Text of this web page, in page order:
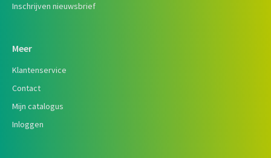
Inschrijven nieuwsbrief
Meer
Klantenservice
Contact
Mijn catalogus
Inloggen